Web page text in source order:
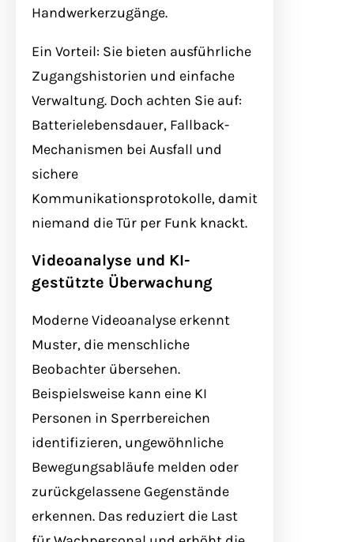
Handwerkerzugänge.
Ein Vorteil: Sie bieten ausführliche
Zugangshistorien und einfache
Verwaltung. Doch achten Sie auf:
Batterielebensdauer, Fallback-
Mechanismen bei Ausfall und
sichere
Kommunikationsprotokolle, damit
niemand die Tür per Funk knackt.
Videoanalyse und KI-
gestützte Überwachung
Moderne Videoanalyse erkennt
Muster, die menschliche
Beobachter übersehen.
Beispielsweise kann eine KI
Personen in Sperrbereichen
identifizieren, ungewöhnliche
Bewegungsabläufe melden oder
zurückgelassene Gegenstände
erkennen. Das reduziert die Last